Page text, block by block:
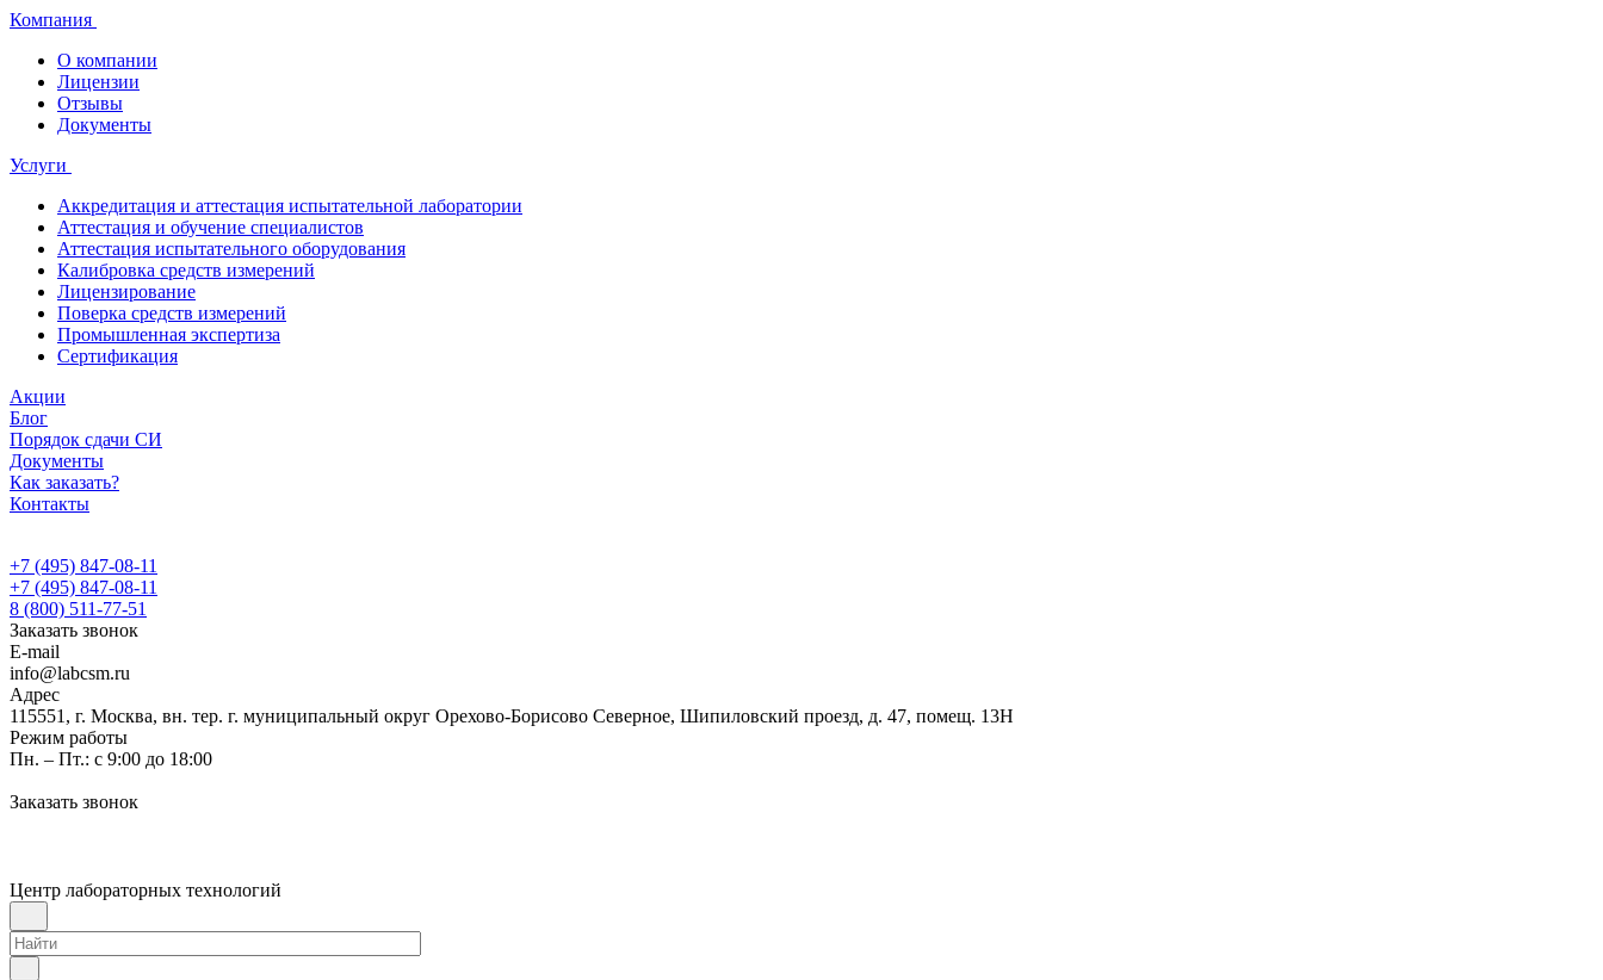
Компания
О компании
Лицензии
Отзывы
Документы
Услуги
Аккредитация и аттестация испытательной лаборатории
Аттестация и обучение специалистов
Аттестация испытательного оборудования
Калибровка средств измерений
Лицензирование
Поверка средств измерений
Промышленная экспертиза
Сертификация
Акции
Блог
Порядок сдачи СИ
Документы
Как заказать?
Контакты
+7 (495) 847-08-11
+7 (495) 847-08-11
8 (800) 511-77-51
Заказать звонок
E-mail
info@labcsm.ru
Адрес
115551, г. Москва, вн. тер. г. муниципальный округ Орехово-Борисово Северное, Шипиловский проезд, д. 47, помещ. 13Н
Режим работы
Пн. – Пт.: с 9:00 до 18:00
Заказать звонок
Центр лабораторных технологий